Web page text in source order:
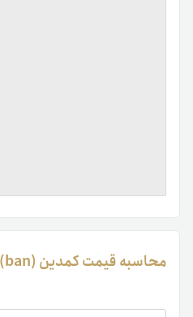
محاسبه قیمت کمدین (ban)